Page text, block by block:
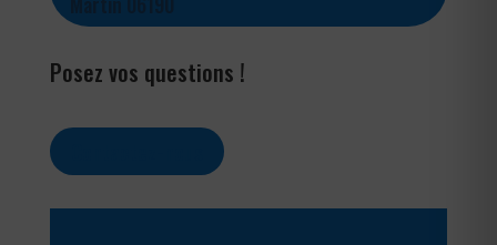
Posez vos questions !